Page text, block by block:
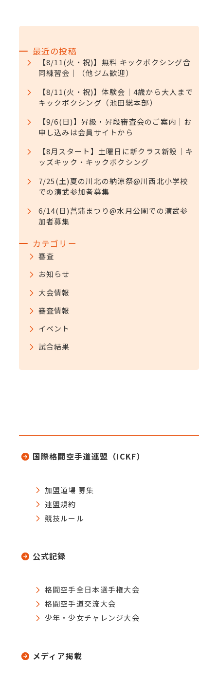
最近の投稿
【8/11(火・祝)】無料 キックボクシング合
同練習会｜（他ジム歓迎）
【8/11(火・祝)】体験会｜4歳から大人まで
キックボクシング（池田総本部）
【9/6(日)】昇級・昇段審査会のご案内｜お
申し込みは会員サイトから
【8月スタート】土曜日に新クラス新設｜キ
ッズキック・キックボクシング
7/25(土)夏の川北の納涼祭@川西北小学校
での演武参加者募集
6/14(日)菖蒲まつり@水月公園での演武参
加者募集
カテゴリー
審査
お知らせ
大会情報
審査情報
イベント
試合結果
国際格闘空手道連盟（ICKF）
加盟道場 募集
連盟規約
競技ルール
公式記録
格闘空手全日本選手権大会
格闘空手道交流大会
少年・少女チャレンジ大会
メディア掲載